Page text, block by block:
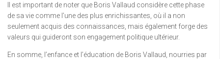
Il est important de noter que Boris Vallaud considère cette phase
de sa vie comme l’une des plus enrichissantes, où il a non
seulement acquis des connaissances, mais également forge des
valeurs qui guideront son engagement politique ultérieur.
En somme, l’enfance et l’éducation de Boris Vallaud, nourries par